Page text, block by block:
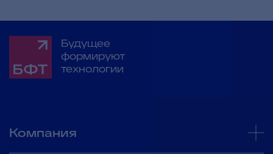
Будущее
формируют
технологии
Компания